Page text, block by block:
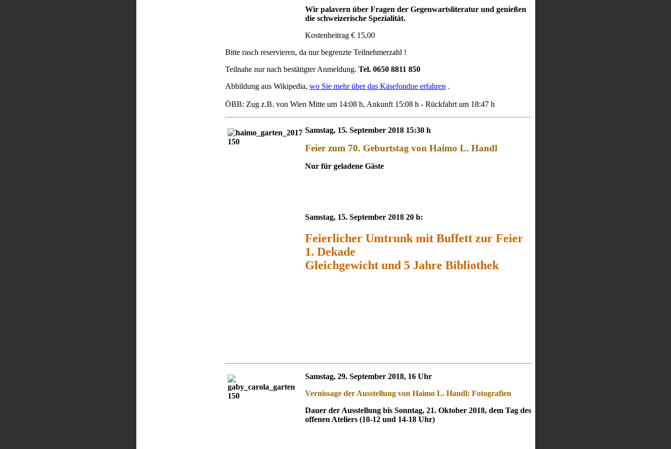
Wir palavern über Fragen der Gegenwartsliteratur und genießen
die schweizerische Spezialität.
Kostenbeitrag € 15,00
Bitte rasch reservieren, da nur begrenzte Teilnehmerzahl !
Teilnahe nur nach bestätigter Anmeldung. Tel. 0650 8811 850
Abbildung aus Wikipedia, wo Sie mehr über das Käsefondue erfahren .
ÖBB: Zug z.B. von Wien Mitte um 14:08 h, Ankunft 15:08 h - Rückfahrt um 18:47 h
Samstag, 15. September 2018 15:30 h
Feier zum 70. Geburtstag von Haimo L. Handl
Nur für geladene Gäste
Samstag, 15. September 2018 20 h:
Feierlicher Umtrunk mit Buffett zur Feier
1. Dekade
Gleichgewicht und 5 Jahre Bibliothek
Samstag, 29. September 2018, 16 Uhr
Vernissage der Ausstellung von Haimo L. Handl: Fotografien
Dauer der Ausstellung bis Sonntag, 21. Oktober 2018, dem Tag des
offenen Ateliers (10-12 und 14-18 Uhr)